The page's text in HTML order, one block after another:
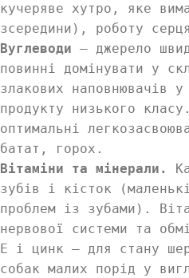
кучеряве хутро, яке
зсередини), роботу
Вуглеводи — джерело
повинні домінувати у
злакових наповнювачів
продукту низького
оптимальні
батат, горох.
Вітаміни та мінерали.
зубів і кісток
проблем із зубами).
нервової системи та
E і цинк — для стану
собак малих порід у